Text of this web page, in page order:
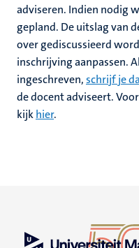
adviseren. Indien nodig
gepland. De uitslag van
over gediscussieerd
inschrijving aanpassen.
ingeschreven,schrijf je
de docent adviseert.
kijkhier.